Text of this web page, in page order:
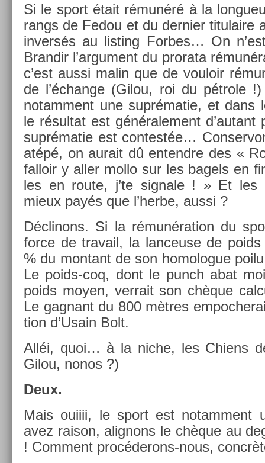
Si le sport était rémunéré à la
rangs de Fedou et du de­rni­er titulaire
in­versés au li­st­ing For­bes… On
Bran­dir l’ar­gu­ment du pro­rata
c’est aussi malin que de vouloir
de l’échan­ge (Gilou, roi du pétrole
notam­ment une suprématie, et dans
le résul­tat est générale­ment d’autant
suprématie est con­testée…
atépé, on aurait dû en­tendre des «
fal­loir y aller mollo sur les bagels en
les en route, j’te sig­nale ! » Et les
mieux payés que l’herbe, aussi ?
Déclinons. Si la rémunéra­tion du
force de travail, la lan­ceuse de
% du mon­tant de son homologue
Le poids-coq, dont le punch abat
poids moyen, ver­rait son chèque
Le gag­nant du 800 mètres
tion d’Usain Bolt.
Alléi, quoi… à la niche, les Chiens
Gilou, nonos ?)
Deux.
Mais ouiiii, le sport est notam­ment
avez raison, al­ig­nons le chèque au
! Com­ment procéderons-nous,